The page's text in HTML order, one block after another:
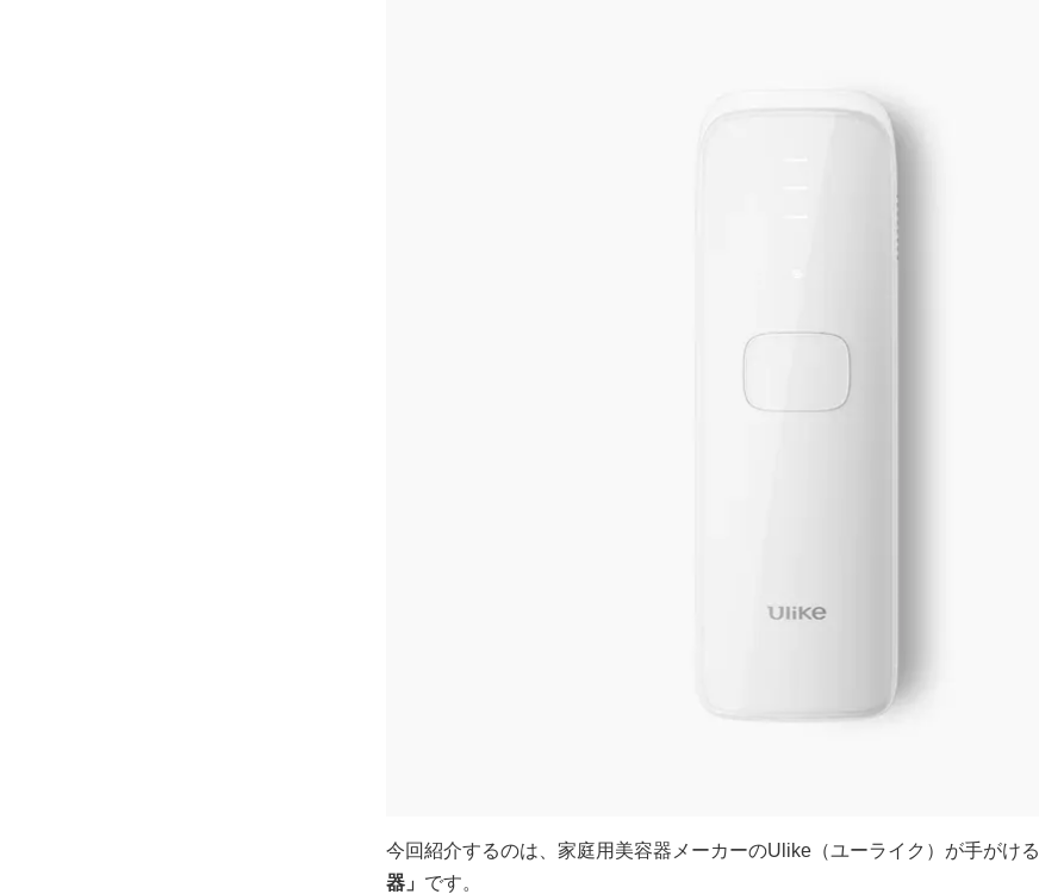
今回紹介するのは、家庭用美容器メーカーのUlike（ユーライク）が手がける
器」 です。